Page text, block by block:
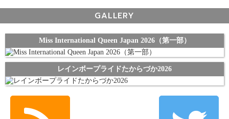
GALLERY
Miss International Queen Japan 2026（第一部）
レインボープライドたからづか2026